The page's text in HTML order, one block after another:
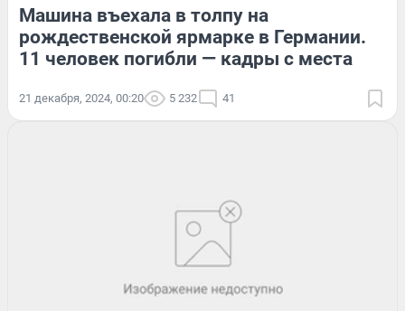
Машина въехала в толпу на
рождественской ярмарке в Германии.
11 человек погибли — кадры с места
21 декабря, 2024, 00:20 5 232 41